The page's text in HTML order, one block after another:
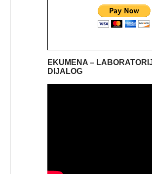
EKUMENA –
DIJALOG